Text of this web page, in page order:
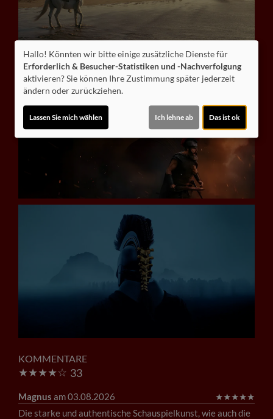
KOMMENTARE
★★★★☆ 33
Magnus am 03.08.2026 ★★★★★
Die starke und authentische Schauspielkunst, wie auch die
Hallo! Könnten wir bitte einige zusätzliche Dienste für
Erforderlich & Besucher-Statistiken und -Nachverfolgung
aktivieren? Sie können Ihre Zustimmung später jederzeit
ändern oder zurückziehen.
Lassen Sie mich wählen Ich lehne ab Das ist ok